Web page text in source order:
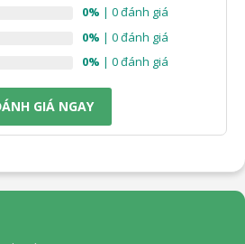
0% | 0 đánh giá
0% | 0 đánh giá
0% | 0 đánh giá
GIÁ NGAY